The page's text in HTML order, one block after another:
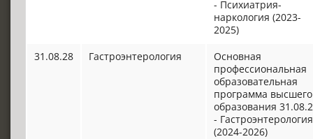
- Психиатрия-
наркология (2023-
2025)
31.08.28
Гастроэнтерология
Основная
профессиональная
образовательная
программа высшего
образования
- Гастроэнтерология
(2024-2026)